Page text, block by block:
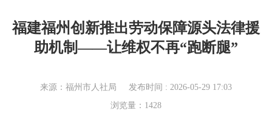
福建福州创新推出劳动保障源头法律援
助机制——让维权不再“跑断腿”
来源：福州市人社局
发布时间 : 2026-05-29 17:03
浏览量：1428